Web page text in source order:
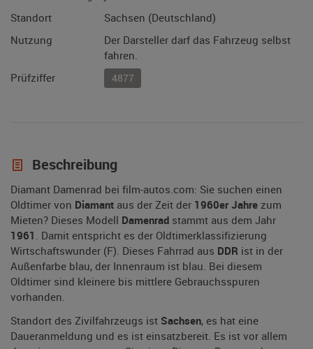
Standort
Sachsen (Deutschland)
Nutzung
Der Darsteller darf das Fahrzeug selbst
fahren.
Prüfziffer
4877
Beschreibung
Diamant Damenrad bei film-autos.com: Sie suchen einen
Oldtimer von Diamant aus der Zeit der 1960er Jahre zum
Mieten? Dieses Modell Damenrad stammt aus dem Jahr
1961 . Damit entspricht es der Oldtimerklassifizierung
Wirtschaftswunder (F). Dieses Fahrrad aus DDR ist in der
Außenfarbe blau, der Innenraum ist blau. Bei diesem
Oldtimer sind kleinere bis mittlere Gebrauchsspuren
vorhanden.
Standort des Zivilfahrzeugs ist Sachsen, es hat eine
Daueranmeldung und es ist einsatzbereit. Es ist vor allem